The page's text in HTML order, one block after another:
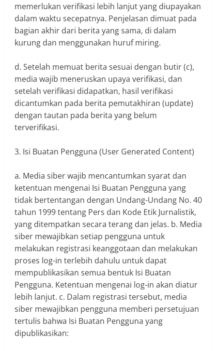
memerlukan verifikasi lebih lanjut yang diupayakan
dalam waktu secepatnya. Penjelasan dimuat pada
bagian akhir dari berita yang sama, di dalam
kurung dan menggunakan huruf miring.
d. Setelah memuat berita sesuai dengan butir (c),
media wajib meneruskan upaya verifikasi, dan
setelah verifikasi didapatkan, hasil verifikasi
dicantumkan pada berita pemutakhiran (update)
dengan tautan pada berita yang belum
terverifikasi.
3. Isi Buatan Pengguna (User Generated Content)
a. Media siber wajib mencantumkan syarat dan
ketentuan mengenai Isi Buatan Pengguna yang
tidak bertentangan dengan Undang-Undang No. 40
tahun 1999 tentang Pers dan Kode Etik Jurnalistik,
yang ditempatkan secara terang dan jelas. b. Media
siber mewajibkan setiap pengguna untuk
melakukan registrasi keanggotaan dan melakukan
proses log-in terlebih dahulu untuk dapat
mempublikasikan semua bentuk Isi Buatan
Pengguna. Ketentuan mengenai log-in akan diatur
lebih lanjut. c. Dalam registrasi tersebut, media
siber mewajibkan pengguna memberi persetujuan
tertulis bahwa Isi Buatan Pengguna yang
dipublikasikan: